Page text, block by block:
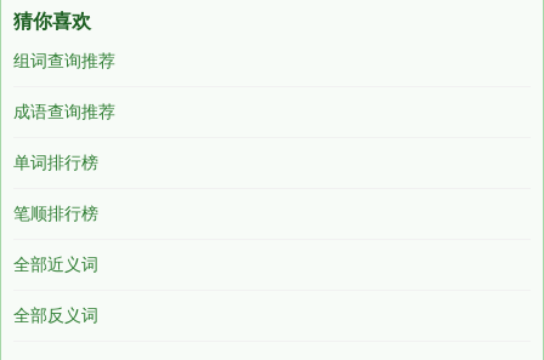
猜你喜欢
组词查询推荐
成语查询推荐
单词排行榜
笔顺排行榜
全部近义词
全部反义词